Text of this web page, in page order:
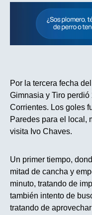
Por la tercera fecha
Gimnasia y Tiro
Corrientes. Los goles
Paredes para el local,
visita Ivo Chaves.
Un primer tiempo,
mitad de cancha y
minuto, tratando de
también intento de
tratando de